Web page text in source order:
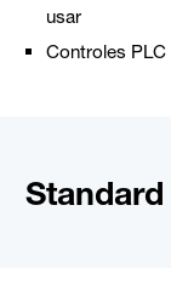
usar
Controles PLC
Standard